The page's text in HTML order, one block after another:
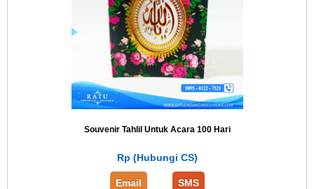
Souvenir Tahlil Untuk Acara 100 Hari
Rp (Hubungi CS)
Email SMS